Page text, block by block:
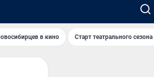
в кино Старт театрального сезона